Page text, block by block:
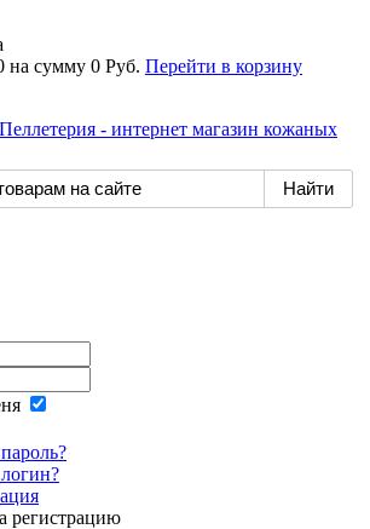
на сумму 0 Руб. Перейти в корзину
регистрацию